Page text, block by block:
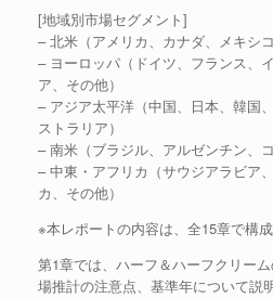
[地域別市場セグメント]
– 北米（アメリカ、カナダ、メキシコ
– ヨーロッパ（ドイツ、フランス、
ア、その他）
– アジア太平洋（中国、日本、韓国
ストラリア）
– 南米（ブラジル、アルゼンチン、
– 中東・アフリカ（サウジアラビア
カ、その他）
※本レポートの内容は、全15章で構成
第1章では、ハーフ＆ハーフクリー
場推計の注意点、基準年について説